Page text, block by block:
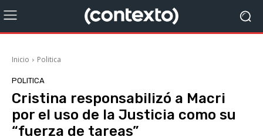
Inicio Politica
POLITICA
Cristina responsabilizó a Macri
por el uso de la Justicia como su
“fuerza de tareas”